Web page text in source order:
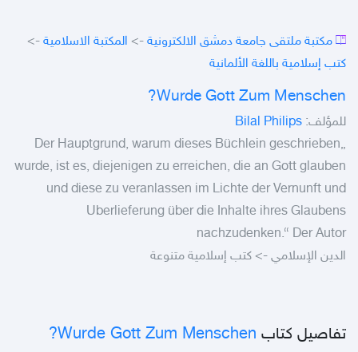
مكتبة ملتقى جامعة دمشق الالكترونية -> المكتبة الاسلامية ->
كتب إسلامية باللغة الألمانية
Wurde Gott Zum Menschen?
للمؤلف: Bilal Philips
„Der Hauptgrund, warum dieses Büchlein geschrieben
wurde, ist es, diejenigen zu erreichen, die an Gott glauben
und diese zu veranlassen im Lichte der Vernunft und
Uberlieferung über die Inhalte ihres Glaubens
nachzudenken.“ Der Autor
الدين الإسلامي -> كتب إسلامية متنوعة
تفاصيل كتاب Wurde Gott Zum Menschen?